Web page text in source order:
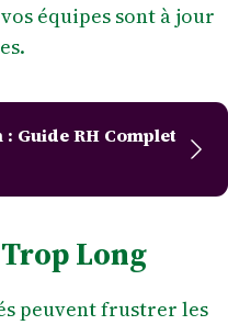
équipes sont à jour
Guide RH Complet
Long
peuvent frustrer les